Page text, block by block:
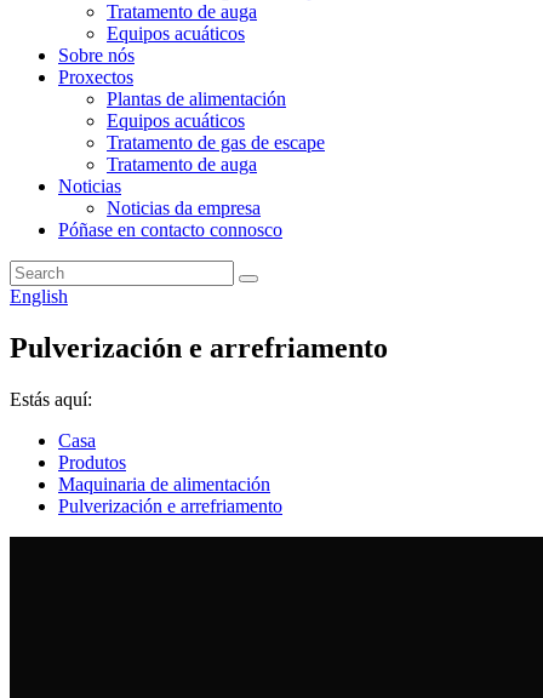
Tratamento de auga
Equipos acuáticos
Sobre nós
Proxectos
Plantas de alimentación
Equipos acuáticos
Tratamento de gas de escape
Tratamento de auga
Noticias
Noticias da empresa
Póñase en contacto connosco
English
Pulverización e arrefriamento
Estás aquí:
Casa
Produtos
Maquinaria de alimentación
Pulverización e arrefriamento